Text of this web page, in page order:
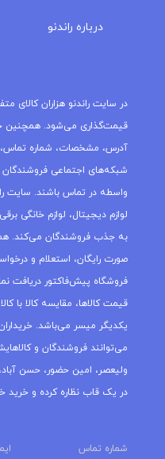
درباره‌ راندنو
در سایت راندنو هزاران کالای
قیمت‌گذاری می‌شود. همچنین
آدرس، مشخصات، شماره
شبکه‌های اجتماعی
واسطه در تماس باشند. سایت
لوازم دیجیتال، لوازم خانگی
به جذب فروشندگان می‌کند.
صورت رایگان، استعلام و
فروشگاه پیش‌فاکتور دریافت
قیمت کالاها، مقایسه کالا با
یکدیگر میسر می‌باشد.
می‌توانند فروشندگان و
ولیعصر، امین حضور، حسن
در یک قاب نظاره کرده و خرید
شماره تماس